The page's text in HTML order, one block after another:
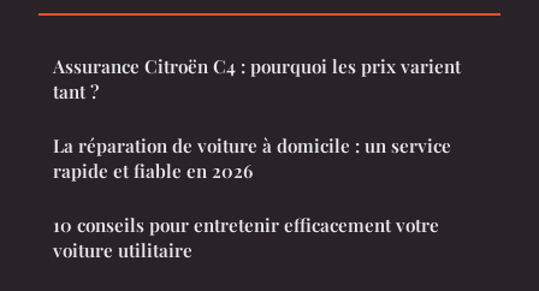
Assurance Citroën C4 : pourquoi les prix varient
tant ?
La réparation de voiture à domicile : un service
rapide et fiable en 2026
10 conseils pour entretenir efficacement votre
voiture utilitaire